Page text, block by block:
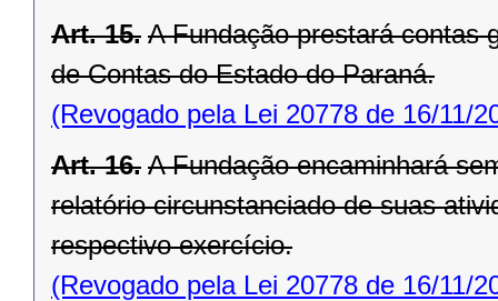
Art. 15. A Fundação prestará contas
de Contas do Estado do Paraná.
(Revogado pela Lei 20778 de 16/11/
Art. 16. A Fundação encaminhará
relatório circunstanciado de suas
respectivo exercício.
(Revogado pela Lei 20778 de 16/11/